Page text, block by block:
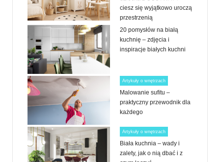
ciesz się wyjątkowo uroczą
przestrzenią
20 pomysłów na białą
kuchnię – zdjęcia i
inspiracje białych kuchni
Artykuły o wnętrzach
Malowanie sufitu –
praktyczny przewodnik dla
każdego
Artykuły o wnętrzach
Biała kuchnia – wady i
zalety, jak o nią dbać i z